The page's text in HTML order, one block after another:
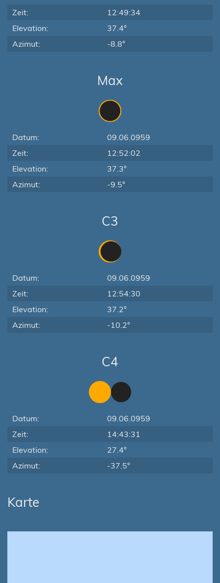
Zeit:
12:49:34
Elevation:
37.4°
Azimut:
-8.8°
Max
Datum:
09.06.0959
Zeit:
12:52:02
Elevation:
37.3°
Azimut:
-9.5°
C3
Datum:
09.06.0959
Zeit:
12:54:30
Elevation:
37.2°
Azimut:
-10.2°
C4
Datum:
09.06.0959
Zeit:
14:43:31
Elevation:
27.4°
Azimut:
-37.5°
Karte